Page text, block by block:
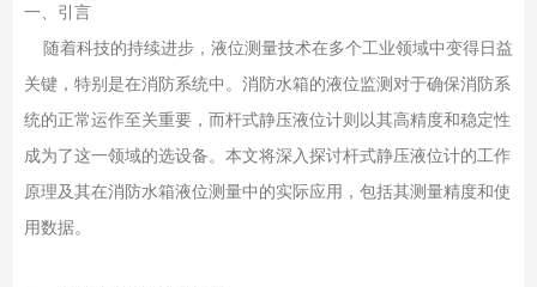
一、引言
随着科技的持续进步，液位测量技术在多个工业领域中变得日益
关键，特别是在消防系统中。消防水箱的液位监测对于确保消防系
统的正常运作至关重要，而杆式静压液位计则以其高精度和稳定性
成为了这一领域的选设备。本文将深入探讨杆式静压液位计的工作
原理及其在消防水箱液位测量中的实际应用，包括其测量精度和使
用数据。